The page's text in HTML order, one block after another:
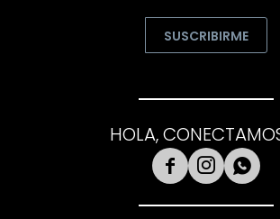
SUSCRIBIRME
HOLA,
  